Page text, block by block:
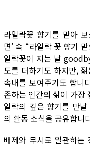
라일락꽃 향기를 맡아
면’ 속 “라일락 꽃 향기
일락꽃이 지는 날
도를 더하기도 하지만,
속내를 보여주기도 합니
존하는 인간의 삶이 가장
일락의 깊은 향기를 만
의 활동 소식을 공유합니
배제와 무시로 일관하는